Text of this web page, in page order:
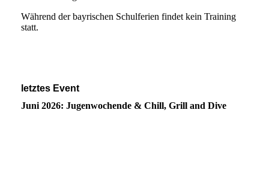
Während der bayrischen Schulferien findet kein Training
statt.
letztes Event
Juni 2026: Jugenwochende & Chill, Grill and Dive